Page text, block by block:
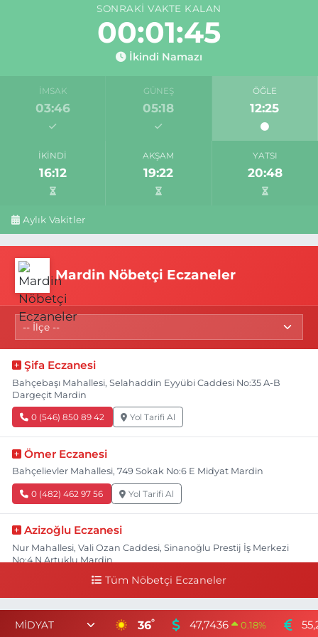
SONRAKI VAKTE KALAN
00:01:45
İkindi Namazı
İMSAK
03:46
GÜNEŞ
05:18
ÖĞLE
12:25
İKINDI
16:12
AKŞAM
19:22
YATSI
20:48
Aylık Vakitler
Mardin Nöbetçi Eczaneler
Şifa Eczanesi
Bahçebaşı Mahallesi, Selahaddin Eyyübi Caddesi No:35 A-B
Dargeçit Mardin
0 (546) 850 89 42 Yol Tarifi Al
Ömer Eczanesi
Bahçelievler Mahallesi, 749 Sokak No:6 E Midyat Mardin
0 (482) 462 97 56 Yol Tarifi Al
Azizoğlu Eczanesi
Nur Mahallesi, Vali Ozan Caddesi, Sinanoğlu Prestij İş Merkezi
No:4 N Artuklu Mardin
0 (482) 502 22 22 Yol Tarifi Al
Halk Eczanesi
Tüm Nöbetçi Eczaneler
36° 47,7436 0.18%